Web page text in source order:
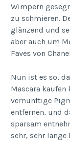
Wimpern
zu schmieren.
glänzend und
aber auch um
Faves von
Nun ist es so,
Mascara kaufen
vernünftige
entfernen, und
sparsam
sehr, sehr